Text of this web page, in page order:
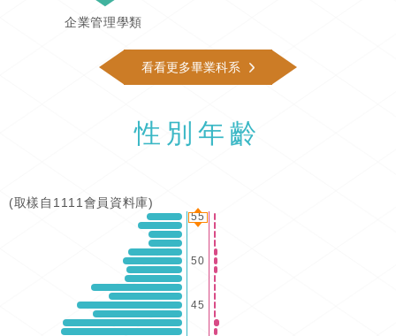
企業管理學類
看看更多畢業科系
性別年齡
(取樣自1111會員資料庫)
55
50
45